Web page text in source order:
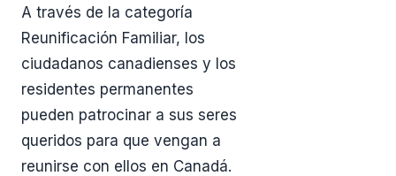
A través de la categoría
Reunificación Familiar, los
ciudadanos canadienses y los
residentes permanentes
pueden patrocinar a sus seres
queridos para que vengan a
reunirse con ellos en Canadá.